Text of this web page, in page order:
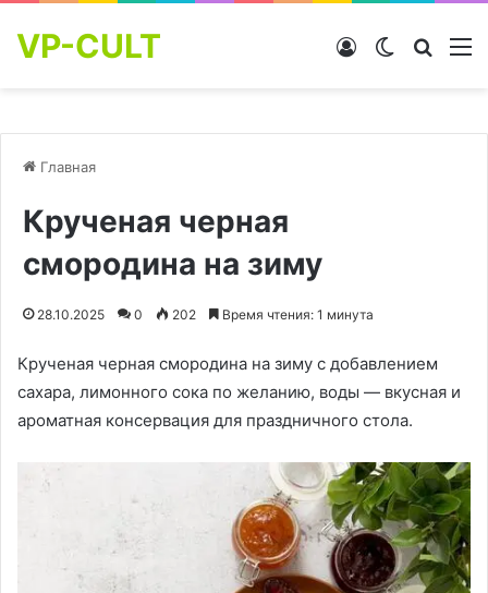
VP-CULT Switch skin
Войти
Главная
Крученая черная
смородина на зиму
28.10.2025 0 202 Время чтения: 1 минута
Крученая черная смородина на зиму с добавлением
сахара, лимонного сока по желанию, воды — вкусная и
ароматная консервация для праздничного стола.